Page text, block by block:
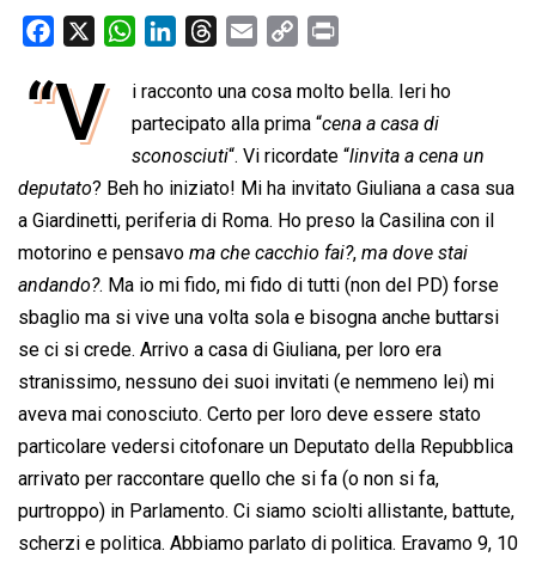
c
o
o
k
W
a
t
s
A
p
p
n
k
e
d
I
n
r
e
a
d
s
a
i
l
p
y
L
i
n
k
i
n
t
“V
i racconto una cosa molto bella. Ieri ho
partecipato alla prima “cena a casa di
sconosciuti“. Vi ricordate “linvita a cena un
deputato? Beh ho iniziato! Mi ha invitato Giuliana a casa sua
a Giardinetti, periferia di Roma. Ho preso la Casilina con il
motorino e pensavo  ma che cacchio fai?,  ma dove stai
andando?. Ma io mi fido, mi fido di tutti (non del PD) forse
sbaglio ma si vive una volta sola e bisogna anche buttarsi
se ci si crede. Arrivo a casa di Giuliana, per loro era
stranissimo, nessuno dei suoi invitati (e nemmeno lei) mi
aveva mai conosciuto. Certo per loro deve essere stato
particolare vedersi citofonare un Deputato della Repubblica
arrivato per raccontare quello che si fa (o non si fa,
purtroppo) in Parlamento. Ci siamo sciolti allistante, battute,
scherzi e politica. Abbiamo parlato di politica. Eravamo 9, 10